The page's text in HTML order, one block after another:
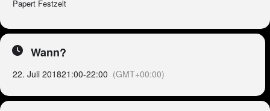
Papert Festzelt
Wann?
22. Juli 201821:00-22:00 (GMT+00:00)